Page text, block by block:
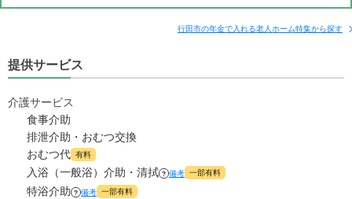
補足情報
月額費用 ? 19 万円
家賃
管理費 ?
食費 ?
行田市の年金で入れる老人ホーム特集から探す
提供サービス
介護サービス
食事介助
排泄介助・おむつ交換
おむつ代 有料
入浴（一般浴）介助・清拭 ? 備考 一部有料
特浴介助 ? 備考 一部有料